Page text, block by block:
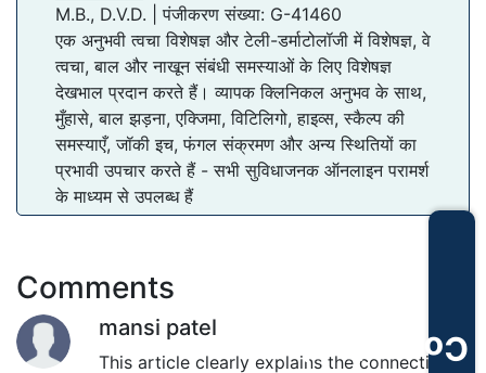
M.B., D.V.D. | पंजीकरण संख्या: G-41460
एक अनुभवी त्वचा विशेषज्ञ और टेली-डर्माटोलॉजी में विशेषज्ञ, वे
त्वचा, बाल और नाखून संबंधी समस्याओं के लिए विशेषज्ञ
देखभाल प्रदान करते हैं। व्यापक क्लिनिकल अनुभव के साथ,
मुँहासे, बाल झड़ना, एक्जिमा, विटिलिगो, हाइव्स, स्कैल्प की
समस्याएँ, जॉकी इच, फंगल संक्रमण और अन्य स्थितियों का
प्रभावी उपचार करते हैं - सभी सुविधाजनक ऑनलाइन परामर्श
के माध्यम से उपलब्ध हैं
Comments
mansi patel
This article clearly explains the connection
Consultation